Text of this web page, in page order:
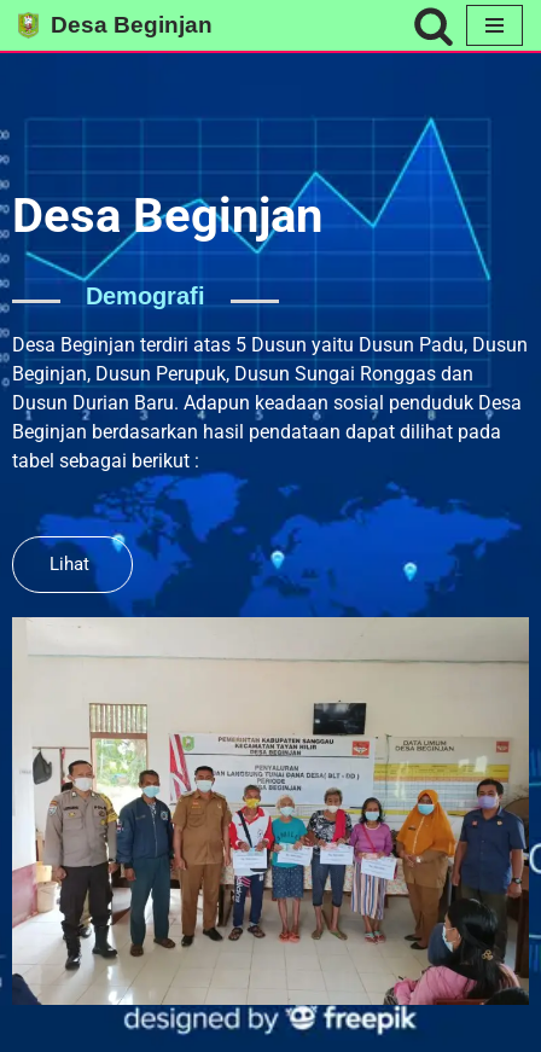
content
Desa Beginjan
Desa Beginjan
Demografi
Desa Beginjan terdiri atas 5 Dusun yaitu Dusun Padu, Dusun
Beginjan, Dusun Perupuk, Dusun Sungai Ronggas dan
Dusun Durian Baru. Adapun keadaan sosial penduduk Desa
Beginjan berdasarkan hasil pendataan dapat dilihat pada
tabel sebagai berikut :
Lihat